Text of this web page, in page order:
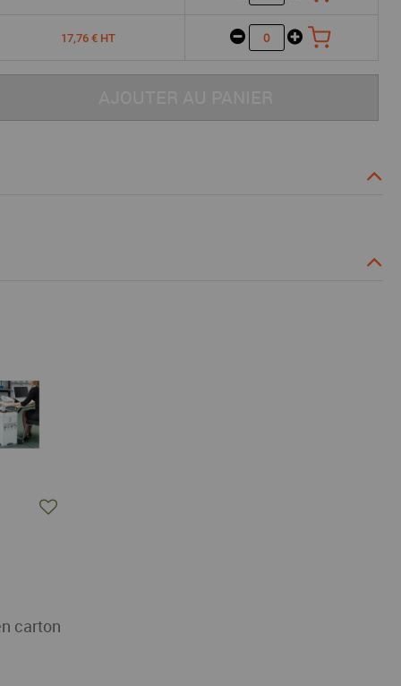
17,76 € HT
carton